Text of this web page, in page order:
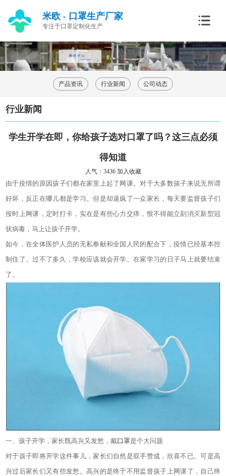
米欧 - 口罩生产厂家
专注于口罩定制化生产
产品资讯 行业新闻 公司动态
行业新闻
学生开学在即，你给孩子选对口罩了吗？这三点必须
得知道
人气：3436 加入收藏
由于疫情的原因孩子们都在家里上起了网课。对于大多数孩子来说无所谓
好坏，反正在哪儿都是学习。但是却逼疯了一众家长，每天要监督孩子们
按时上网课，定时打卡，实在是有些心力交瘁，恨不得能立刻消灭新型冠
状病毒，马上让孩子开学。
如今，在全体医护人员的无私奉献和全国人民的配合下，疫情已经基本控
制住了。过不了多久，学校应该就会开学。在家学习的日子马上就要结束
了。
一、孩子开学，家长既高兴又发愁，戴口罩是个大问题
对于孩子即将开学这件事儿，家长们自然是双手赞成，欣喜不已。可是高
兴过后家长们又有些发愁。高兴的是终于不用监督孩子上网课了，自己终